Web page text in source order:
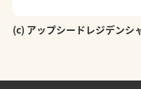
(c) アップシードレジデン